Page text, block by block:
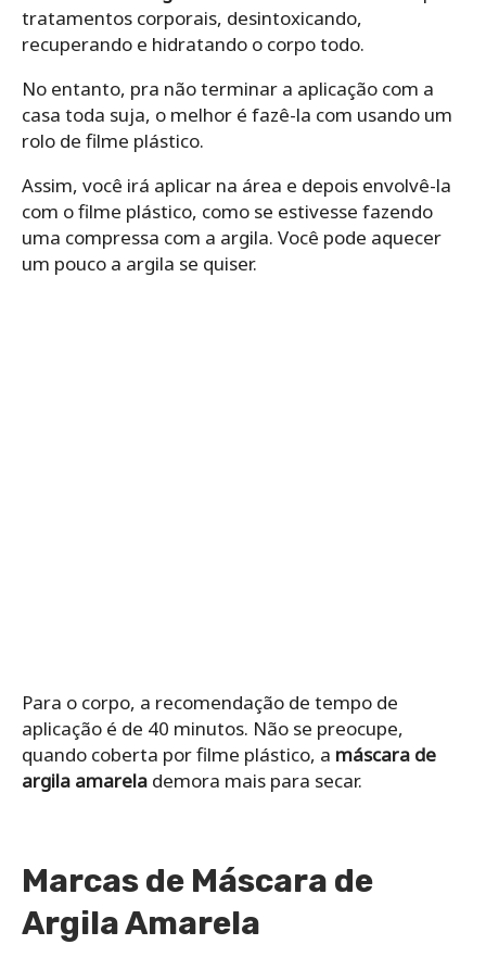
tratamentos corporais, desintoxicando,
recuperando e hidratando o corpo todo.
No entanto, pra não terminar a aplicação com a
casa toda suja, o melhor é fazê-la com usando um
rolo de filme plástico.
Assim, você irá aplicar na área e depois envolvê-la
com o filme plástico, como se estivesse fazendo
uma compressa com a argila. Você pode aquecer
um pouco a argila se quiser.
Para o corpo, a recomendação de tempo de
aplicação é de 40 minutos. Não se preocupe,
quando coberta por filme plástico, a máscara de
argila amarela demora mais para secar.
Marcas de Máscara de
Argila Amarela